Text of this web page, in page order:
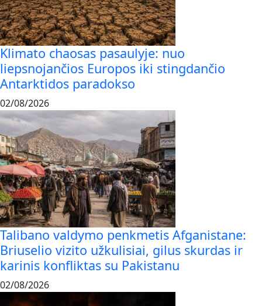
Klimato chaosas pasaulyje: nuo
liepsnojančios Europos iki stingdančio
Antarktidos paradokso
02/08/2026
Talibano valdymo penkmetis Afganistane:
Briuselio vizito užkulisiai, gilus skurdas ir
karinis konfliktas su Pakistanu
02/08/2026